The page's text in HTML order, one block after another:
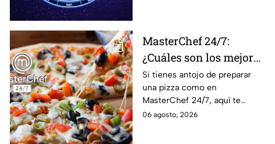
MasterChef 24/7:
¿Cuáles son los mejores
quesos para preparar
pizza en casa?
Si tienes antojo de preparar
una pizza como en
MasterChef 24/7, aquí te
contamos todo lo que debes
06 agosto, 2026